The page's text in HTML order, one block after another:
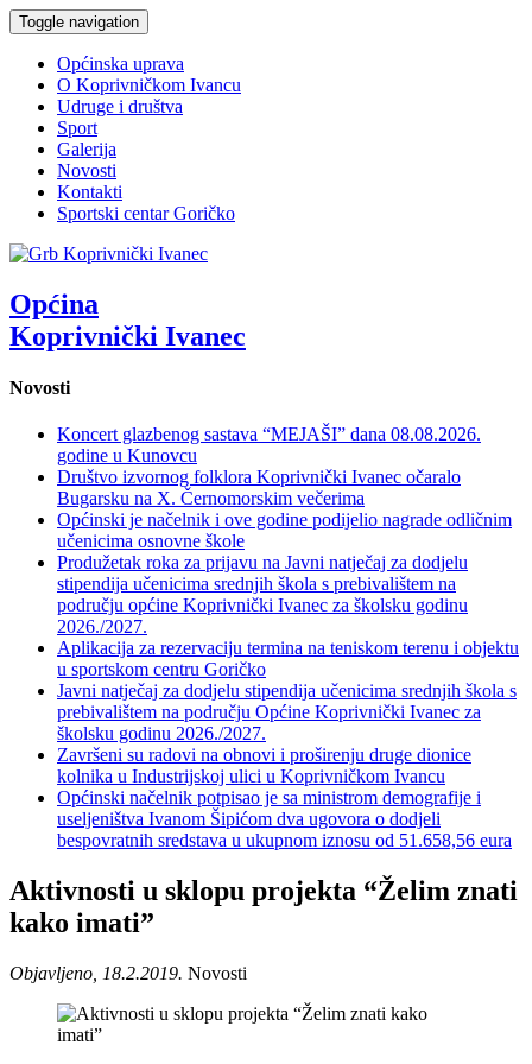
Toggle navigation
Općinska uprava
O Koprivničkom Ivancu
Udruge i društva
Sport
Galerija
Novosti
Kontakti
Sportski centar Goričko
Općina
Koprivnički Ivanec
Novosti
Koncert glazbenog sastava “MEJAŠI” dana 08.08.2026.
godine u Kunovcu
Društvo izvornog folklora Koprivnički Ivanec očaralo
Bugarsku na X. Černomorskim večerima
Općinski je načelnik i ove godine podijelio nagrade odličnim
učenicima osnovne škole
Produžetak roka za prijavu na Javni natječaj za dodjelu
stipendija učenicima srednjih škola s prebivalištem na
području općine Koprivnički Ivanec za školsku godinu
2026./2027.
Aplikacija za rezervaciju termina na teniskom terenu i objektu
u sportskom centru Goričko
Javni natječaj za dodjelu stipendija učenicima srednjih škola s
prebivalištem na području Općine Koprivnički Ivanec za
školsku godinu 2026./2027.
Završeni su radovi na obnovi i proširenju druge dionice
kolnika u Industrijskoj ulici u Koprivničkom Ivancu
Općinski načelnik potpisao je sa ministrom demografije i
useljeništva Ivanom Šipićom dva ugovora o dodjeli
bespovratnih sredstava u ukupnom iznosu od 51.658,56 eura
Aktivnosti u sklopu projekta “Želim znati
kako imati”
Objavljeno, 18.2.2019. Novosti